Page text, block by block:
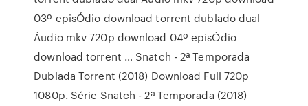
03º episÓdio download torrent dublado dual
Áudio mkv 720p download 04º episÓdio
download torrent … Snatch - 2ª Temporada
Dublada Torrent (2018) Download Full 720p
1080p. Série Snatch - 2ª Temporada (2018)